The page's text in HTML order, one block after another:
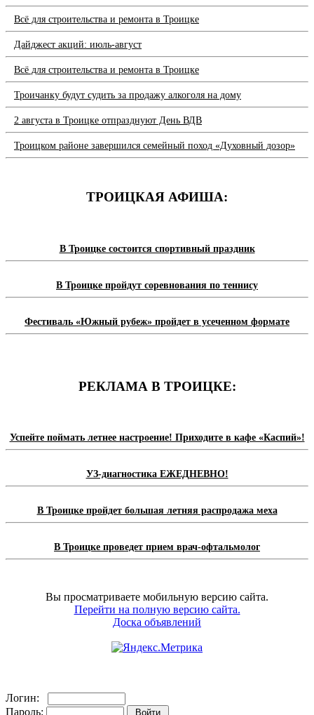
Всё для строительства и ремонта в Троицке
Дайджест акций: июль-август
Всё для строительства и ремонта в Троицке
Троичанку будут судить за продажу алкоголя на дому
2 августа в Троицке отпразднуют День ВДВ
Троицком районе завершился семейный поход «Духовный дозор»
ТРОИЦКАЯ АФИША:
В Троицке состоится спортивный праздник
В Троицке пройдут соревнования по теннису
Фестиваль «Южный рубеж» пройдет в усеченном формате
РЕКЛАМА В ТРОИЦКЕ:
Успейте поймать летнее настроение! Приходите в кафе «Каспий»!
УЗ-диагностика ЕЖЕДНЕВНО!
В Троицке пройдет большая летняя распродажа меха
В Троицке проведет прием врач-офтальмолог
Вы просматриваете мобильную версию сайта.
Перейти на полную версию сайта.
Доска объявлений
Логин:
Пароль: